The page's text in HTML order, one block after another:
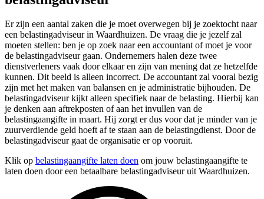
Er zijn een aantal zaken die je moet overwegen bij je zoektocht naar
een belastingadviseur in Waardhuizen. De vraag die je jezelf zal
moeten stellen: ben je op zoek naar een accountant of moet je voor
de belastingadviseur gaan. Ondernemers halen deze twee
dienstverleners vaak door elkaar en zijn van mening dat ze hetzelfde
kunnen. Dit beeld is alleen incorrect. De accountant zal vooral bezig
zijn met het maken van balansen en je administratie bijhouden. De
belastingadviseur kijkt alleen specifiek naar de belasting. Hierbij kan
je denken aan aftrekposten of aan het invullen van de
belastingaangifte in maart. Hij zorgt er dus voor dat je minder van je
zuurverdiende geld hoeft af te staan aan de belastingdienst. Door de
belastingadviseur gaat de organisatie er op vooruit.
Klik op belastingaangifte laten doen om jouw belastingaangifte te
laten doen door een betaalbare belastingadviseur uit Waardhuizen.